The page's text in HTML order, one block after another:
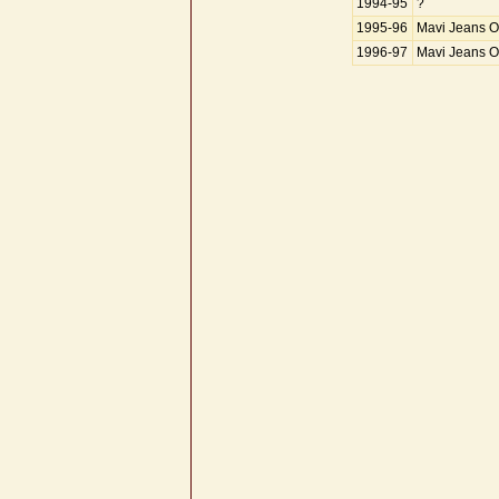
1994-95 ?
1995-96
Mavi Jeans
1996-97
Mavi Jeans